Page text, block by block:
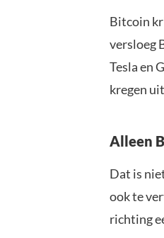
Bitcoin
versloeg
Tesla en
kregen
Alleen
Dat is
ook te
richting